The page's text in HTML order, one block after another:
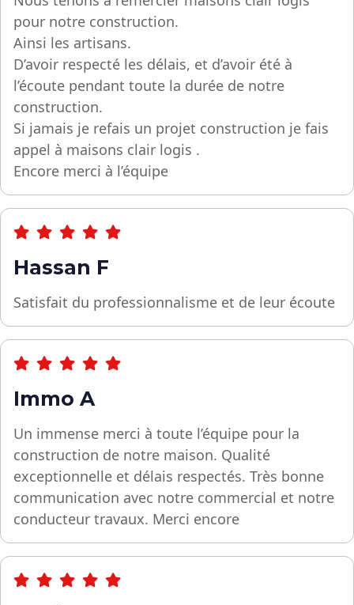
pour notre construction.
Ainsi les artisans.
D’avoir respecté les délais, et d’avoir été à
l’écoute pendant toute la durée de notre
construction.
Si jamais je refais un projet construction je fais
appel à maisons clair logis .
Encore merci à l’équipe
Hassan F
Satisfait du professionnalisme et de leur écoute
Immo A
Un immense merci à toute l’équipe pour la
construction de notre maison. Qualité
exceptionnelle et délais respectés. Très bonne
communication avec notre commercial et notre
conducteur travaux. Merci encore